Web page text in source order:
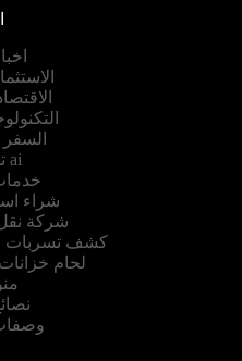
تقنيات ai
شراء
شركة
كشف تسربات
لحام